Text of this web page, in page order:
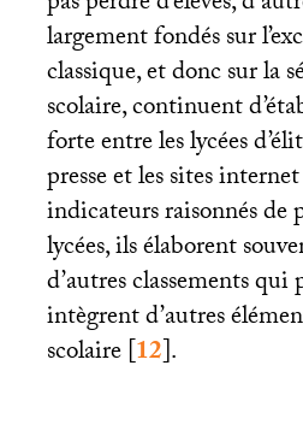
largement fondés sur
classique, et donc sur la
scolaire, continuent
forte entre les lycées
presse et les sites
indicateurs raisonnés de
lycées, ils élaborent
d’autres classements
intègrent d’autres
scolaire[12].